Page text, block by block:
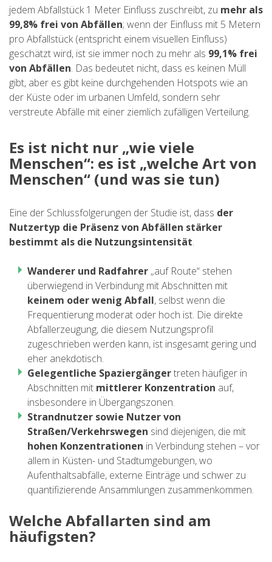
jedem Abfallstück 1 Meter Einfluss zuschreibt, zu mehr als
99,8% frei von Abfällen; wenn der Einfluss mit 5 Metern
pro Abfallstück (entspricht einem visuellen Einfluss)
geschätzt wird, ist sie immer noch zu mehr als 99,1% frei
von Abfällen. Das bedeutet nicht, dass es keinen Müll
gibt, aber es gibt keine durchgehenden Hotspots wie an
der Küste oder im urbanen Umfeld, sondern sehr
verstreute Abfälle mit einer ziemlich zufälligen Verteilung.
Es ist nicht nur „wie viele
Menschen“: es ist „welche Art von
Menschen“ (und was sie tun)
Eine der Schlussfolgerungen der Studie ist, dass der
Nutzertyp die Präsenz von Abfällen stärker
bestimmt als die Nutzungsintensität.
Wanderer und Radfahrer „auf Route“ stehen
überwiegend in Verbindung mit Abschnitten mit
keinem oder wenig Abfall, selbst wenn die
Frequentierung moderat oder hoch ist. Die direkte
Abfallerzeugung, die diesem Nutzungsprofil
zugeschrieben werden kann, ist insgesamt gering und
eher anekdotisch.
Gelegentliche Spaziergängertreten häufiger in
Abschnitten mit mittlerer Konzentration auf,
insbesondere in Übergangszonen.
Strandnutzer sowie Nutzer von
Straßen/Verkehrswegen sind diejenigen, die mit
hohen Konzentrationen in Verbindung stehen – vor
allem in Küsten- und Stadtumgebungen, wo
Aufenthaltsabfälle, externe Einträge und schwer zu
quantifizierende Ansammlungen zusammenkommen.
Welche Abfallarten sind am
häufigsten?